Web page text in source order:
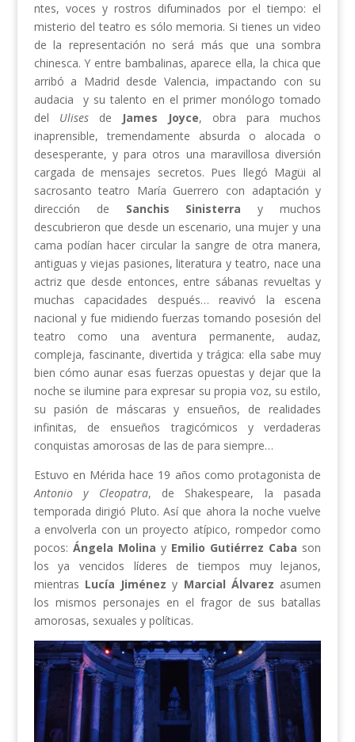
ntes, voces y rostros difuminados por el tiempo: el
misterio del teatro es sólo memoria. Si tienes un video
de la representación no será más que una sombra
chinesca. Y entre bambalinas, aparece ella, la chica que
arribó a Madrid desde Valencia, impactando con su
audacia y su talento en el primer monólogo tomado
del Ulisesde James Joyce, obra para muchos
inaprensible, tremendamente absurda o alocada o
desesperante, y para otros una maravillosa diversión
cargada de mensajes secretos. Pues llegó Magüi al
sacrosanto teatro María Guerrero con adaptación y
dirección de Sanchis Sinisterra y muchos
descubrieron que desde un escenario, una mujer y una
cama podían hacer circular la sangre de otra manera,
antiguas y viejas pasiones, literatura y teatro, nace una
actriz que desde entonces, entre sábanas revueltas y
muchas capacidades después… reavivó la escena
nacional y fue midiendo fuerzas tomando posesión del
teatro como una aventura permanente, audaz,
compleja, fascinante, divertida y trágica: ella sabe muy
bien cómo aunar esas fuerzas opuestas y dejar que la
noche se ilumine para expresar su propia voz, su estilo,
su pasión de máscaras y ensueños, de realidades
infinitas, de ensueños tragicómicos y verdaderas
conquistas amorosas de las de para siempre…
Estuvo en Mérida hace 19 años como protagonista de
Antonio y Cleopatra, de Shakespeare, la pasada
temporada dirigió Pluto. Así que ahora la noche vuelve
a envolverla con un proyecto atípico, rompedor como
pocos: Ángela Molina y Emilio Gutiérrez Caba son
los ya vencidos líderes de tiempos muy lejanos,
mientras Lucía Jiménez y Marcial Álvarez asumen
los mismos personajes en el fragor de sus batallas
amorosas, sexuales y políticas.